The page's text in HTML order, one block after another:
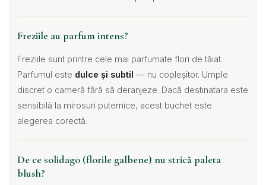
Freziile au parfum intens?
Freziile sunt printre cele mai parfumate flori de tăiat.
Parfumul este dulce și subtil — nu copleșitor. Umple
discret o cameră fără să deranjeze. Dacă destinatara este
sensibilă la mirosuri puternice, acest buchet este
alegerea corectă.
De ce solidago (florile galbene) nu strică paleta
blush?